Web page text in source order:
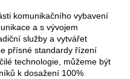
komunikačního vybavení
a s vývojem
služby a vytvářet
přísné standardy řízení
technologie, můžeme být
k dosažení 100%